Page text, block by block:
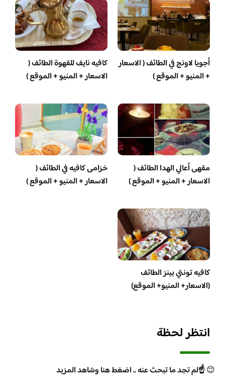
أجويا لاونج في الطائف ( الاسعار
+ المنيو + الموقع )
كافيه نايف للقهوة الطائف (
الاسعار + المنيو + الموقع )
مقهى أعالي الهدا الطائف (
الاسعار + المنيو + الموقع )
خزامى كافيه في الطائف (
الاسعار + المنيو + الموقع )
كافيه تونتي بينز الطائف
(الاسعار+ المنيو+ الموقع)
انتظر لحظة
😊☝️لم تجد ما تبحث عنه .. اضغط هنا وشاهد المزيد